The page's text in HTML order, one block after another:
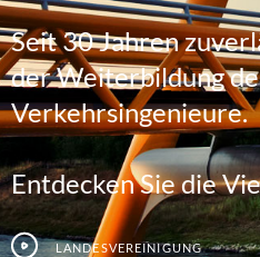
Seit 30 Jahren
der Weiterbildung
Verkehrsingenieure.
Entdecken Sie die
Landesvereinigung